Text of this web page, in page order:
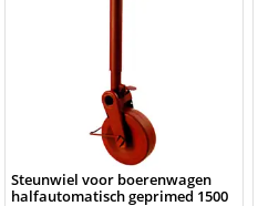
Steunwiel voor boerenwagen
halfautomatisch geprimed 1500